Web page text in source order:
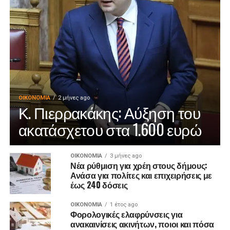
ΟΙΚΟΝΟΜΊΑ 2 μήνες ago
Κ. Πιερρακάκης: Αύξηση του
ακατάσχετου στα 1.600 ευρώ
ΟΙΚΟΝΟΜΊΑ 3 μήνες ago
Νέα ρύθμιση για χρέη στους δήμους:
Ανάσα για πολίτες και επιχειρήσεις με
έως 240 δόσεις
ΟΙΚΟΝΟΜΊΑ 1 έτος ago
Φορολογικές ελαφρύνσεις για
ανακαινίσεις ακινήτων, ποιοι και πόσα